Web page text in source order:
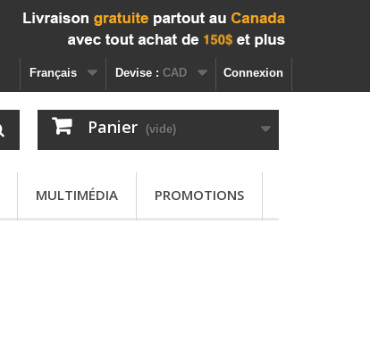
Connexion
Devise : CAD
Français
Panier (vide)
MULTIMÉDIA PROMOTIONS